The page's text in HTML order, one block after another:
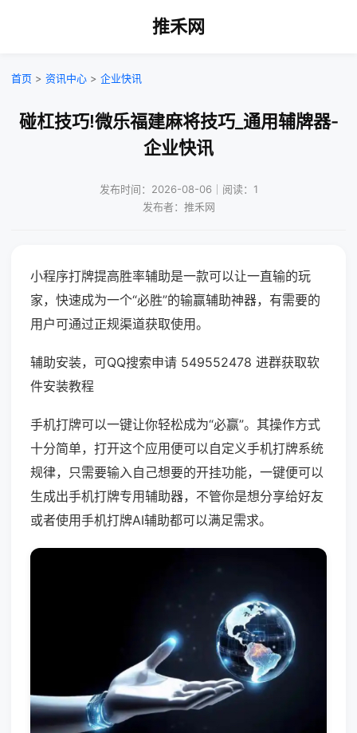
推禾网
首页 > 资讯中心 > 企业快讯
碰杠技巧!微乐福建麻将技巧_通用辅牌器-
企业快讯
发布时间：2026-08-06｜阅读：1
发布者：推禾网
小程序打牌提高胜率辅助是一款可以让一直输的玩
家，快速成为一个“必胜”的输赢辅助神器，有需要的
用户可通过正规渠道获取使用。
辅助安装，可QQ搜索申请 549552478 进群获取软
件安装教程
手机打牌可以一键让你轻松成为“必赢”。其操作方式
十分简单，打开这个应用便可以自定义手机打牌系统
规律，只需要输入自己想要的开挂功能，一键便可以
生成出手机打牌专用辅助器，不管你是想分享给好友
或者使用手机打牌AI辅助都可以满足需求。